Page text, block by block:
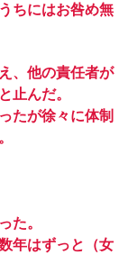
ちにはお咎め無
、他の責任者が
止んだ。
たが徐々に体制
た。
年はずっと（女